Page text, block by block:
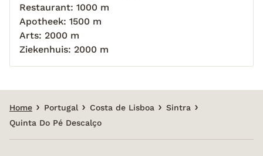
Restaurant: 1000 m
Apotheek: 1500 m
Arts: 2000 m
Ziekenhuis: 2000 m
Home Portugal Costa de Lisboa
Sintra
Quinta Do Pé Descalço